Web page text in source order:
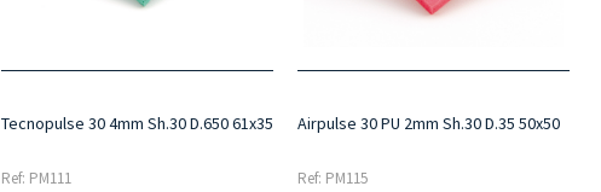
Tecnopulse 30 4mm Sh.30 D.650 61x35
Ref: PM111
Airpulse 30 PU 2mm Sh.30 D.35 50x50
Ref: PM115